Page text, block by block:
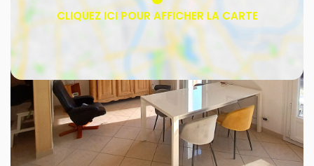
Bus Commerce Ecole
Parc, Jardin et Square
Métro, gare et tramways
Parking
Restaurant
Bureau de poste